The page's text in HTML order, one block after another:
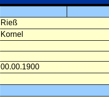
Rieß
Kornel
00.00.1900